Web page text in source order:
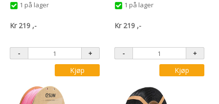
1 på lager
Kr 219 ,-
Kjøp
1 på lager
Kr 219 ,-
Kjøp